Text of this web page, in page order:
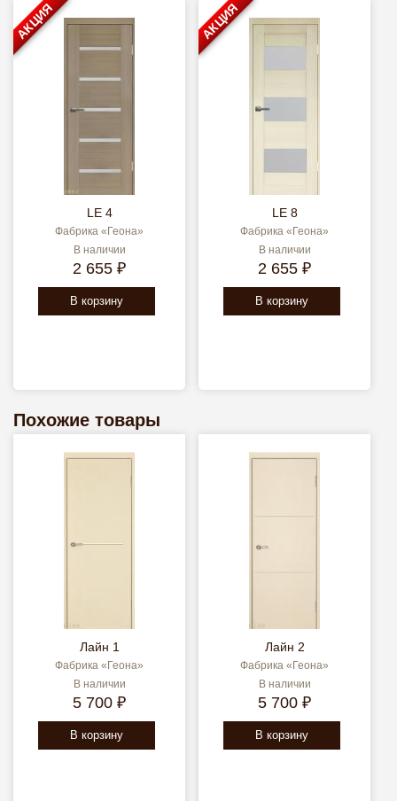
LE 4
Фабрика «Геона»
В наличии
2 655 ₽
В корзину
АКЦИЯ
LE 8
Фабрика «Геона»
В наличии
2 655 ₽
В корзину
АКЦИЯ
Похожие товары
Лайн 1
Фабрика «Геона»
В наличии
5 700 ₽
В корзину
Лайн 2
Фабрика «Геона»
В наличии
5 700 ₽
В корзину